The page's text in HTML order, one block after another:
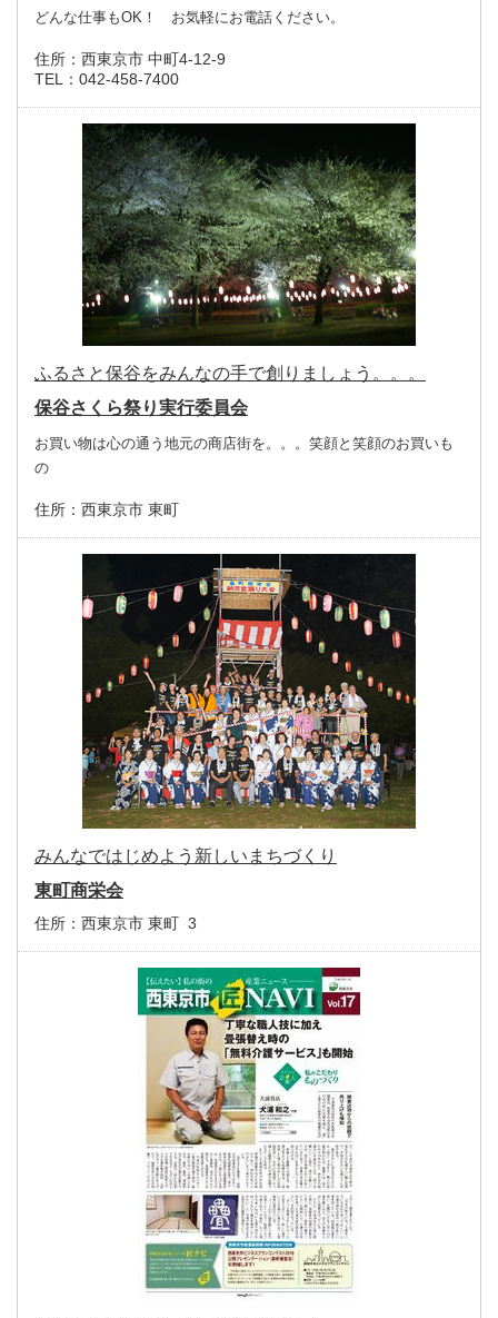
どんな仕事もOK！ お気軽にお電話ください。
住所： 西東京市 中町4-12-9
TEL： 042-458-7400
ふるさと保谷をみんなの手で創りましょう。。。
保谷さくら祭り実行委員会
お買い物は心の通う地元の商店街を。。。笑顔と笑顔のお買いも
の
住所： 西東京市 東町
みんなではじめよう新しいまちづくり
東町商栄会
住所： 西東京市 東町 3